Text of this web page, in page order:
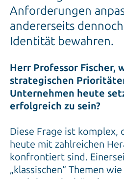
Anforderungen
andererseits
Identität bewahren.
Herr Professor Fischer,
strategischen
Unternehmen heute
erfolgreich zu sein?
Diese Frage ist komplex,
heute mit zahlreichen
konfrontiert sind.
„klassischen“ Themen